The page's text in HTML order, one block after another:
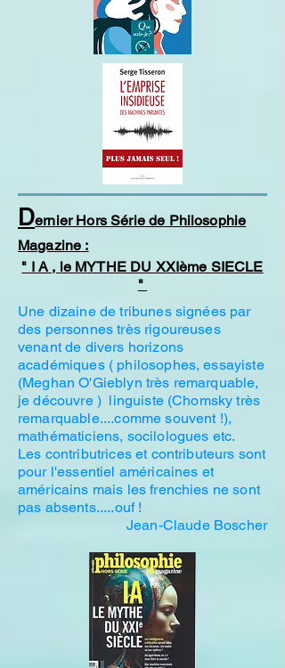
Dernier Hors Série de Philosophie
Magazine :
" I A , le MYTHE DU XXIème SIECLE
"
Une dizaine de tribunes signées par
des personnes très rigoureuses
venant de divers horizons
académiques ( philosophes, essayiste
(Meghan O'Gieblyn très remarquable,
je découvre ) linguiste (Chomsky très
remarquable....comme souvent !),
mathématiciens, socilologues etc.
Les contributrices et contributeurs sont
pour l'essentiel américaines et
américains mais les frenchies ne sont
pas absents.....ouf !
Jean-Claude Boscher